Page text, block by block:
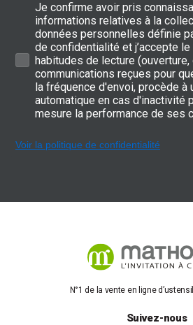
Je confirme avoir pris
informations relatives à la
données personnelles définie
de confidentialité et j’accepte
habitudes de lecture
communications reçues pour
la fréquence d'envoi, procède à
automatique en cas d'inactivité
mesure la performance de ses
Voir la politique de confidentialité
N°1 de la vente en ligne
Suivez-nous